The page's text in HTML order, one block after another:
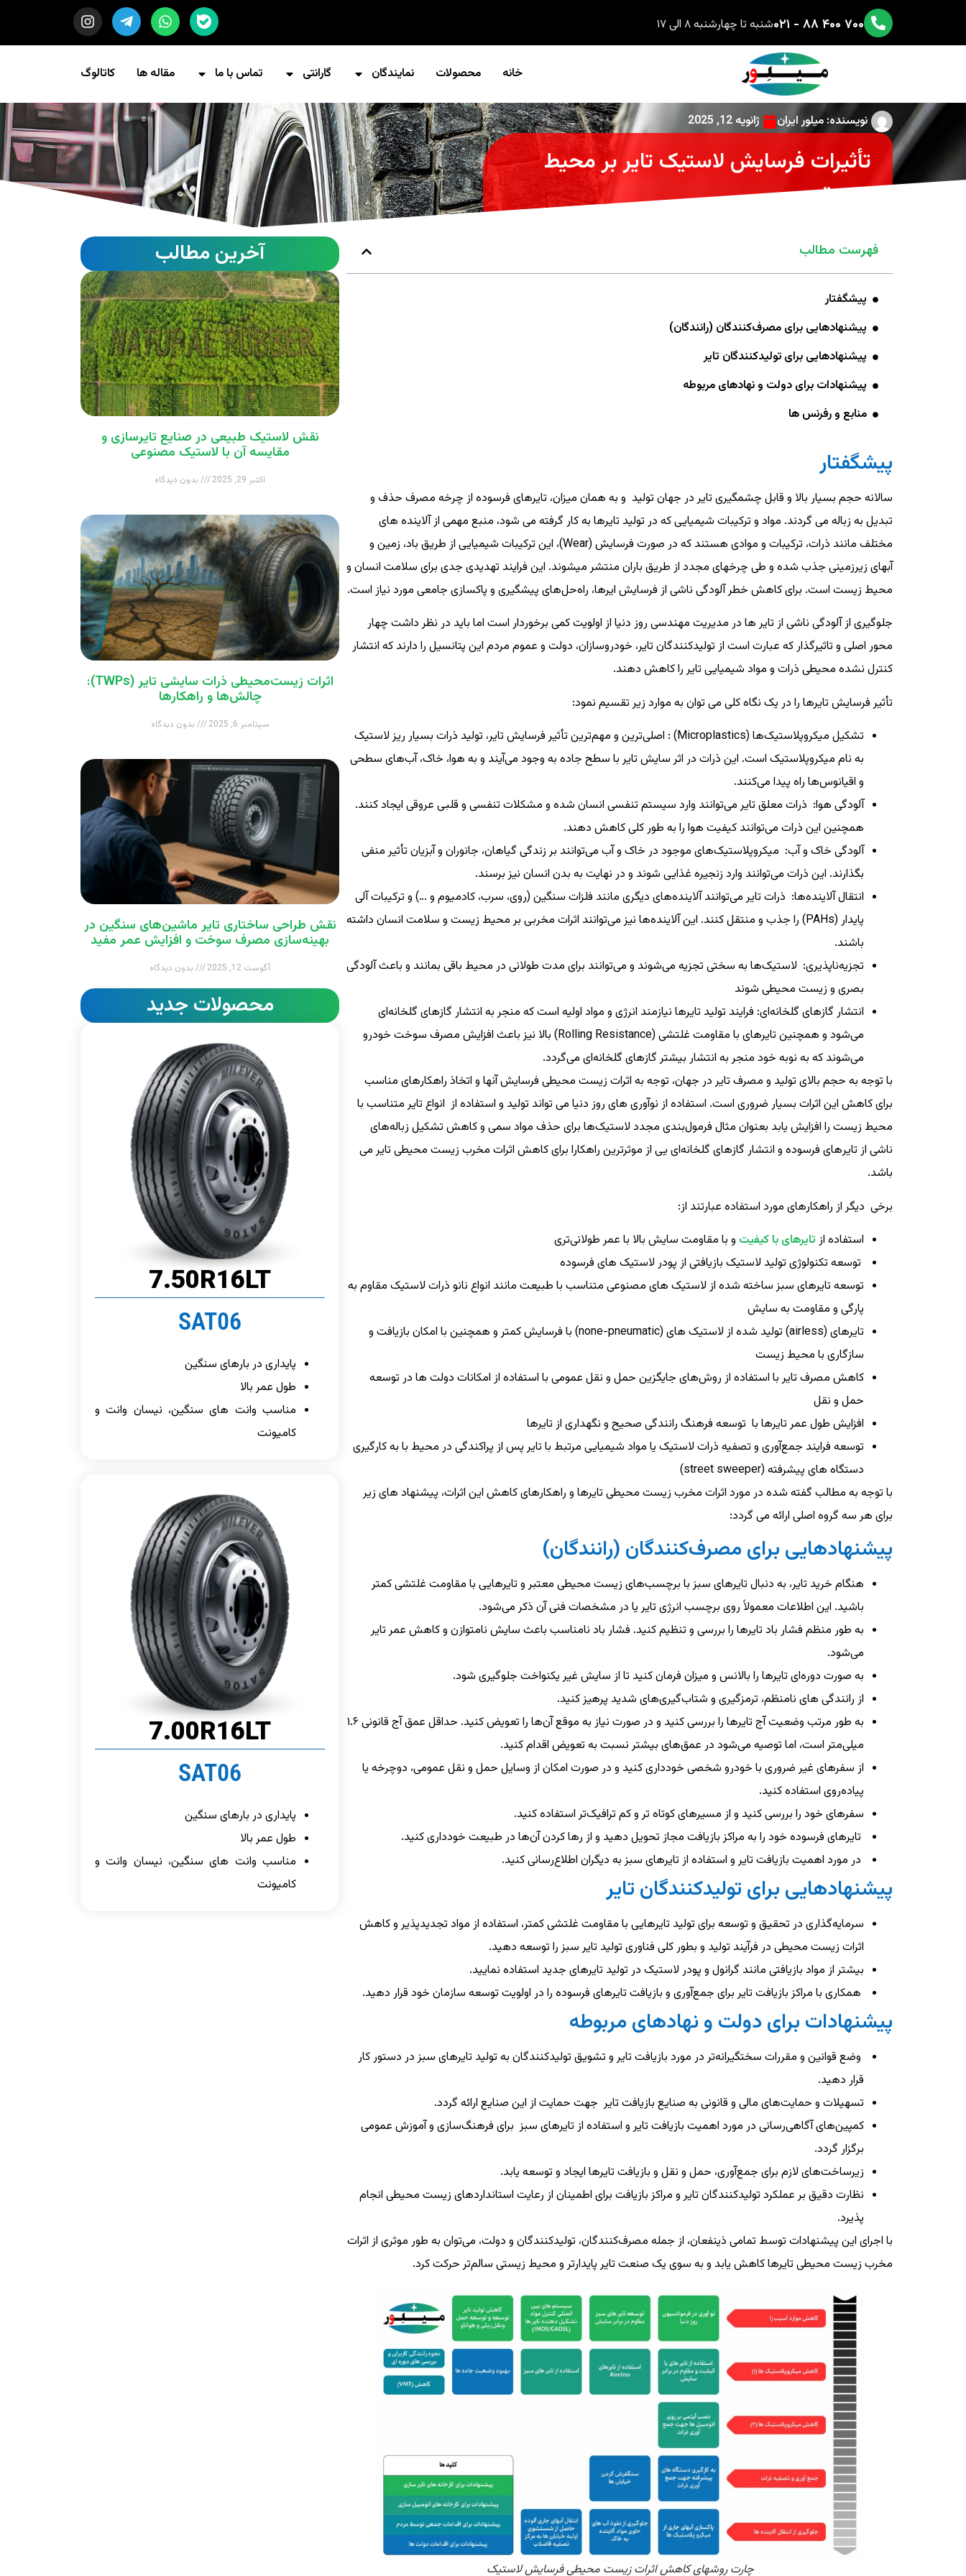
۷۰۰ ۴۰۰ ۸۸ - ۰۲۱ شنبه تا چهارشنبه ۸ الی ۱۷
خانه محصولات نمایندگان گارانتی تماس با ما مقاله ها کاتالوگ
نویسنده: میلور ایران ژانویه 12, 2025
تأثیرات فرسایش لاستیک تایر بر محیط
زیست
فهرست مطالب
پیشگفتار
پیشنهادهایی برای مصرف‌کنندگان (رانندگان)
پیشنهادهایی برای تولیدکنندگان تایر
پیشنهادات برای دولت و نهادهای مربوطه
منابع و رفرنس ها
پیشگفتار
سالانه حجم بسیار بالا و قابل چشمگیری تایر در جهان تولید و به همان میزان، تایرهای فرسوده از چرخه مصرف حذف و
تبدیل به زباله می گردند. مواد و ترکیبات شیمیایی که در تولید تایرها به کار گرفته می شود، منبع مهمی از آلاینده های
مختلف مانند ذرات، ترکیبات و موادی هستند که در صورت فرسایش (Wear)، این ترکیبات شیمیایی از طریق باد، زمین و
آبهای زیرزمینی جذب شده و طی چرخه­ای مجدد از طریق باران منتشر می­شوند. این فرایند تهدیدی جدی برای سلامت انسان و
محیط زیست است. برای کاهش خطر آلودگی ناشی از فرسایش ایرها، راه‌حل‌های پیشگیری و پاکسازی جامعی مورد نیاز است.
جلوگیری از آلودگی ناشی از تایر ها در مدیریت مهندسی روز دنیا از اولویت کمی برخوردار است اما باید در نظر داشت چهار
محور اصلی و تاثیرگذار که عبارت است از تولیدکنندگان تایر، خودروسازان، دولت و عموم مردم این پتانسیل را دارند که انتشار
کنترل نشده محیطی ذرات و مواد شیمیایی تایر را کاهش دهند.
تأثیر فرسایش تایرها را در یک نگاه کلی می توان به موارد زیر تقسیم نمود:
تشکیل میکروپلاستیک‌ها (Microplastics) : اصلی‌ترین و مهم‌ترین تأثیر فرسایش تایر، تولید ذرات بسیار ریز لاستیک
به نام میکروپلاستیک است. این ذرات در اثر سایش تایر با سطح جاده به وجود می‌آیند و به هوا، خاک، آب‌های سطحی
و اقیانوس‌ها راه پیدا می‌کنند.
آلودگی هوا: ذرات معلق تایر می‌توانند وارد سیستم تنفسی انسان شده و مشکلات تنفسی و قلبی عروقی ایجاد کنند.
همچنین این ذرات می‌توانند کیفیت هوا را به طور کلی کاهش دهند.
آلودگی خاک و آب: میکروپلاستیک‌های موجود در خاک و آب می‌توانند بر زندگی گیاهان، جانوران و آبزیان تأثیر منفی
بگذارند. این ذرات می‌توانند وارد زنجیره غذایی شوند و در نهایت به بدن انسان نیز برسند.
انتقال آلاینده‌ها: ذرات تایر می‌توانند آلاینده‌های دیگری مانند فلزات سنگین (روی، سرب، کادمیوم و …) و ترکیبات آلی
پایدار (PAHs) را جذب و منتقل کنند. این آلاینده‌ها نیز می‌توانند اثرات مخربی بر محیط زیست و سلامت انسان داشته
باشند.
تجزیه‌ناپذیری: لاستیک‌ها به سختی تجزیه می‌شوند و می‌توانند برای مدت طولانی در محیط باقی بمانند و باعث آلودگی
بصری و زیست محیطی شوند
انتشار گازهای گلخانه‌ای: فرایند تولید تایرها نیازمند انرژی و مواد اولیه است که منجر به انتشار گازهای گلخانه‌ای
می‌شود و همچنین تایرهای با مقاومت غلتشی (Rolling Resistance) بالا نیز باعث افزایش مصرف سوخت خودرو
می‌شوند که به نوبه خود منجر به انتشار بیشتر گازهای گلخانه‌ای می‌گردد.
با توجه به حجم بالای تولید و مصرف تایر در جهان، توجه به اثرات زیست محیطی فرسایش آنها و اتخاذ راهکارهای مناسب
برای کاهش این اثرات بسیار ضروری است. استفاده از نوآوری ­های روز دنیا ­می تواند تولید و استفاده از انواع تایر متناسب با
محیط زیست را افزایش یابد بعنوان مثال فرمول‌بندی مجدد لاستیک‌ها برای حذف مواد سمی و کاهش تشکیل زباله‌های
ناشی از تایر­های فرسوده و انتشار گازهای گلخانه‌ای یی از موثرترین راهکارا برای کاهش اثرات مخرب زیست محیطی تایر می
باشد.
برخی دیگر از راهکارهای مورد استفاده عبارتند از:
استفاده از تایرهای با کیفیت و با مقاومت سایش بالا با عمر طولانی‌تری
توسعه تکنولوژی تولید لاستیک بازیافتی از پودر لاستیک های فرسوده
توسعه تایرهای سبز ساخته شده از لاستیک های مصنوعی متناسب با طبیعت مانند انواع نانو­ ذرات لاستیک مقاوم به
پارگی و مقاومت به سایش
تایرهای (airless) تولید شده از لاستیک های (none-pneumatic) با فرسایش کمتر و همچنین با امکان بازیافت و
سازگاری با محیط زیست
کاهش مصرف تایر با استفاده از روش‌های جایگزین حمل و نقل عمومی با استفاده از امکانات دولت ها در توسعه
حمل و نقل
افزایش طول عمر تایرها با توسعه فرهنگ رانندگی صحیح و نگهداری از تایرها
توسعه فرایند جمع‌آوری و تصفیه ذرات لاستیک یا مواد شیمیایی مرتبط با تایر پس از پراکندگی در محیط با به کارگیری
دستگاه های پیشرفته (street sweeper)
با توجه به مطالب گفته شده در مورد اثرات مخرب زیست محیطی تایرها و راهکارهای کاهش این اثرات، پیشنهاد های زیر
برای هر سه گروه اصلی ارائه می گردد:
پیشنهادهایی برای مصرف‌کنندگان (رانندگان)
هنگام خرید تایر، به دنبال تایرهای سبز با برچسب‌های زیست محیطی معتبر و تایرهایی با مقاومت غلتشی کمتر
باشید. این اطلاعات معمولاً روی برچسب انرژی تایر یا در مشخصات فنی آن ذکر می‌شود.
به طور منظم فشار باد تایرها را بررسی و تنظیم کنید. فشار باد نامناسب باعث سایش نامتوازن و کاهش عمر تایر
می‌شود.
به صورت دوره‌ای تایرها را بالانس و میزان فرمان کنید تا از سایش غیر یکنواخت جلوگیری شود.
از رانندگی های نامنظم، ترمزگیری و شتاب‌گیری‌های شدید پرهیز کنید.
به طور مرتب وضعیت آج تایرها را بررسی کنید و در صورت نیاز به موقع آن‌ها را تعویض کنید. حداقل عمق آج قانونی ۱.۶
میلی‌متر است، اما توصیه می‌شود در عمق‌های بیشتر نسبت به تعویض اقدام کنید.
از سفرهای غیر ضروری با خودرو شخصی خودداری کنید و در صورت امکان از وسایل حمل و نقل عمومی، دوچرخه یا
پیاده‌روی استفاده کنید.
سفرهای خود را بررسی کنید و از مسیرهای کوتاه تر و کم ترافیک‌تر استفاده کنید.
تایرهای فرسوده خود را به مراکز بازیافت مجاز تحویل دهید و از رها کردن آن‌ها در طبیعت خودداری کنید.
در مورد اهمیت بازیافت تایر و استفاده از تایرهای سبز به دیگران اطلاع‌رسانی کنید.
پیشنهادهایی برای تولیدکنندگان تایر
سرمایه‌گذاری در تحقیق و توسعه برای تولید تایرهایی با مقاومت غلتشی کمتر، استفاده از مواد تجدیدپذیر و کاهش
اثرات زیست محیطی در فرآیند تولید و بطور کلی فناوری تولید تایر سبز را توسعه دهید.
بیشتر از مواد بازیافتی مانند گرانول و پودر لاستیک در تولید تایرهای جدید استفاده نمایید.
همکاری با مراکز بازیافت تایر برای جمع‌آوری و بازیافت تایرهای فرسوده را در اولویت توسعه سازمان خود قرار دهید.
پیشنهادات برای دولت و نهادهای مربوطه
وضع قوانین و مقررات سختگیرانه‌تر در مورد بازیافت تایر و تشویق تولیدکنندگان به تولید تایرهای سبز در دستور کار
قرار دهید.
تسهیلات و حمایت‌های مالی و قانونی به صنایع بازیافت تایر جهت حمایت از این صنایع ارائه گردد.
کمپین‌های آگاهی‌رسانی در مورد اهمیت بازیافت تایر و استفاده از تایرهای سبز برای فرهنگ‌سازی و آموزش عمومی
برگزار گردد.
زیرساخت‌های لازم برای جمع‌آوری، حمل و نقل و بازیافت تایرها ایجاد و توسعه یابد.
نظارت دقیق بر عملکرد تولیدکنندگان تایر و مراکز بازیافت برای اطمینان از رعایت استانداردهای زیست محیطی انجام
پذیرد.
با اجرای این پیشنهادات توسط تمامی ذینفعان، از جمله مصرف‌کنندگان، تولیدکنندگان و دولت، می‌توان به طور موثری از اثرات
مخرب زیست محیطی تایرها کاهش یابد و به سوی یک صنعت تایر پایدارتر و محیط زیستی سالم‌تر حرکت کرد.
چارت روشهای کاهش اثرات زیست محیطی فرسایش لاستیک
آخرین مطالب
نقش لاستیک طبیعی در صنایع تایرسازی و
مقایسه آن با لاستیک مصنوعی
اکتبر 29, 2025 بدون دیدگاه
اثرات زیست‌محیطی ذرات سایشی تایر (TWPs):
چالش‌ها و راهکارها
سپتامبر 6, 2025 بدون دیدگاه
نقش طراحی ساختاری تایر ماشین‌های سنگین در
بهینه‌سازی مصرف سوخت و افزایش عمر مفید
آگوست 12, 2025 بدون دیدگاه
محصولات جدید
7.50R16LT
SAT06
پایداری در بارهای سنگین
طول عمر بالا
مناسب وانت های سنگین، نیسان وانت و
کامیونت
7.00R16LT
SAT06
پایداری در بارهای سنگین
طول عمر بالا
مناسب وانت های سنگین، نیسان وانت و
کامیونت